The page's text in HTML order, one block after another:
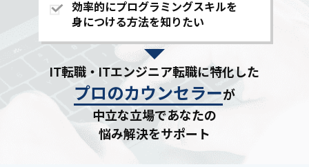
効率的にプログラミングスキルを
身につける方法を知りたい
IT転職・ITエンジニア転職に特化した
プロのカウンセラーが
中立な立場であなたの
悩み解決をサポート